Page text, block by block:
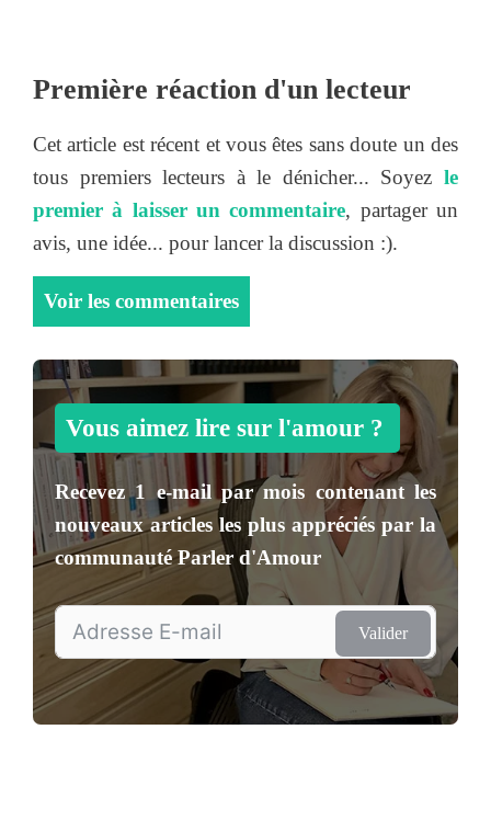
Première réaction d'un lecteur
Cet article est récent et vous êtes sans doute un des
tous premiers lecteurs à le dénicher... Soyez le
premier à laisser un commentaire, partager un
avis, une idée... pour lancer la discussion :).
Voir les commentaires
Vous aimez lire sur l'amour ?
Recevez1 e-mail par mois contenant les
nouveaux articles les plus appréciés par la
communautéParler d'Amour
Valider